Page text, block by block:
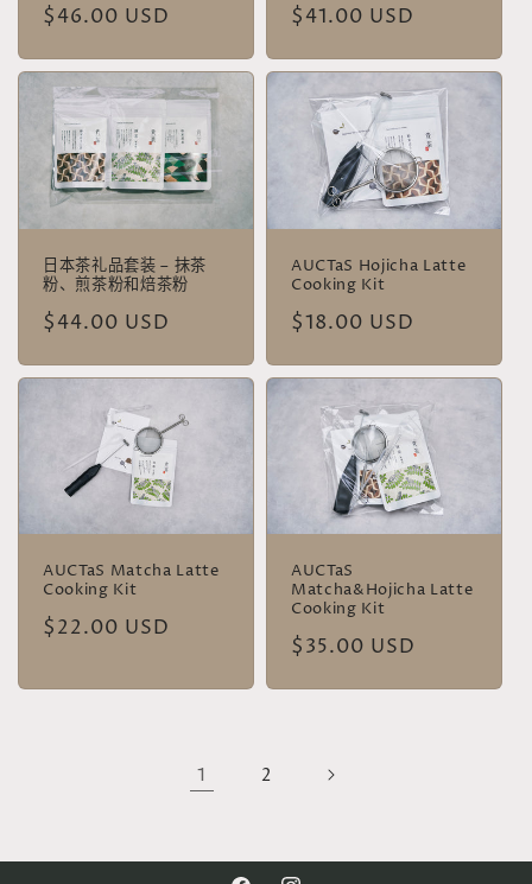
常
价
格
$46.00 USD
常
价
格
$41.00 USD
日本茶礼品套装 – 抹茶
粉、煎茶粉和焙茶粉
常
价
$44.00 USD
AUCTaS Hojicha Latte
Cooking Kit
常
价
$18.00 USD
AUCTaS Matcha Latte
Cooking Kit
常
价
$22.00 USD
AUCTaS
Matcha&Hojicha Latte
Cooking Kit
常
$35.00 USD
1 2